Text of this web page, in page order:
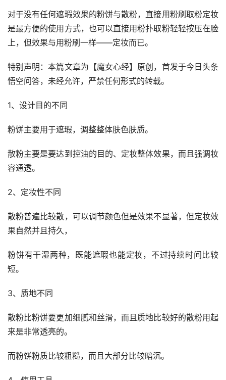
对于没有任何遮瑕效果的粉饼与散粉，直接用粉刷取粉定妆
是最方便的使用方式，也可以直接用粉扑取粉轻轻按压在脸
上，但效果与用粉刷一样——定妆而已。
特别声明：本篇文章为【魔女心经】原创，首发于今日头条
悟空问答，未经允许，严禁任何形式的转载。
1、设计目的不同
粉饼主要用于遮瑕，调整整体肤色肤质。
散粉主要是要达到控油的目的、定妆整体效果，而且强调妆
容通透。
2、定妆性不同
散粉普遍比较散，可以调节颜色但是效果不显著，但定妆效
果自然并且持久，
粉饼有干湿两种，既能遮瑕也能定妆，不过持续时间比较
短。
3、质地不同
散粉比粉饼要更加细腻和丝滑，而且质地比较好的散粉用起
来是非常透亮的。
而粉饼粉质比较粗糙，而且大部分比较暗沉。